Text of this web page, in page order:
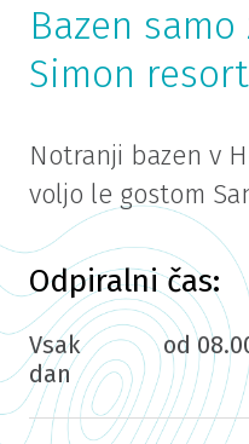
Bazen
Simon
Notranji bazen v
voljo le gostom
Odpiralni čas:
Vsak
dan
od